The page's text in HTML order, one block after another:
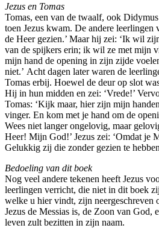
Jezus en Tomas
Tomas, een van de twaalf, ook
toen Jezus kwam. De andere leerlingen
de Heer gezien.’ Maar hij zei: ‘Ik wil
van de spijkers erin; ik wil ze met mijn
mijn hand de opening in zijn zijde
niet.’ Acht dagen later waren de
Tomas erbij. Hoewel de deur op slot
Hij in hun midden en zei: ‘Vrede!’
Tomas: ‘Kijk maar, hier zijn mijn
vinger. En kom met je hand om de
Wees niet langer ongelovig, maar
Heer! Mijn God!’ Jezus zei: ‘Omdat je
Gelukkig zij die zonder gezien te
Bedoeling van dit boek
Nog veel andere tekenen heeft Jezus
leerlingen verricht, die niet in dit boek
welke u hier vindt, zijn neergeschreven
Jezus de Messias is, de Zoon van God,
leven zult bezitten in zijn naam.